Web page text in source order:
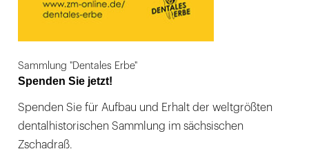
Sammlung "Dentales Erbe"
Spenden Sie jetzt!
Spenden Sie für Aufbau und Erhalt der weltgrößten
dentalhistorischen Sammlung im sächsischen
Zschadraß.